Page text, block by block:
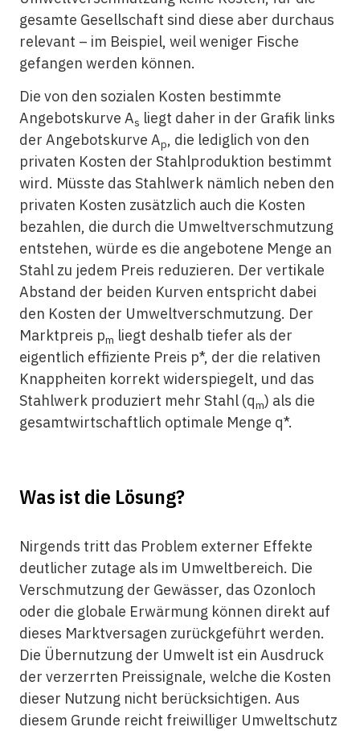
gesamte Gesellschaft sind diese aber durchaus
relevant – im Beispiel, weil weniger Fische
gefangen werden können.
Die von den sozialen Kosten bestimmte
Angebotskurve As liegt daher in der Grafik links
der Angebotskurve Ap, die lediglich von den
privaten Kosten der Stahlproduktion bestimmt
wird. Müsste das Stahlwerk nämlich neben den
privaten Kosten zusätzlich auch die Kosten
bezahlen, die durch die Umweltverschmutzung
entstehen, würde es die angebotene Menge an
Stahl zu jedem Preis reduzieren. Der vertikale
Abstand der beiden Kurven entspricht dabei
den Kosten der Umweltverschmutzung. Der
Marktpreis pm liegt deshalb tiefer als der
eigentlich effiziente Preis p*, der die relativen
Knappheiten korrekt widerspiegelt, und das
Stahlwerk produziert mehr Stahl (qm) als die
gesamtwirtschaftlich optimale Menge q*.
Was ist die Lösung?
Nirgends tritt das Problem externer Effekte
deutlicher zutage als im Umweltbereich. Die
Verschmutzung der Gewässer, das Ozonloch
oder die globale Erwärmung können direkt auf
dieses Marktversagen zurückgeführt werden.
Die Übernutzung der Umwelt ist ein Ausdruck
der verzerrten Preissignale, welche die Kosten
dieser Nutzung nicht berücksichtigen. Aus
diesem Grunde reicht freiwilliger Umweltschutz